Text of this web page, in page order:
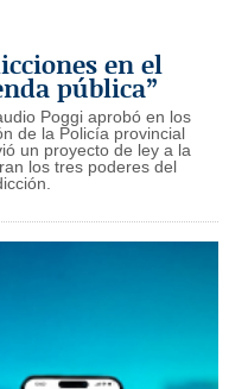
en el
pública”
Poggi aprobó en los
de la Policía provincial
un proyecto de ley a la
los tres poderes del